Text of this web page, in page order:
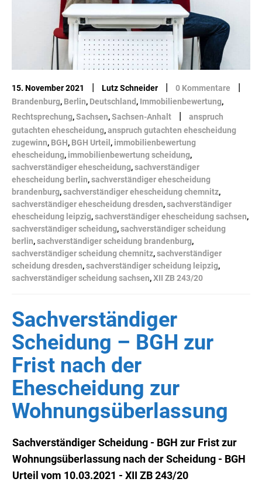
15. November 2021 | Lutz Schneider | 0 Kommentare |
Brandenburg, Berlin, Deutschland , Immobilienbewertung,
Rechtsprechung,Sachsen,Sachsen-Anhalt |
anspruch
gutachten ehescheidung,anspruch gutachten ehescheidung
zugewinn, BGH, BGH Urteil , immobilienbewertung
ehescheidung, immobilienbewertung scheidung,
sachverständiger ehescheidung,sachverständiger
ehescheidung berlin,sachverständiger ehescheidung
brandenburg,sachverständiger ehescheidung chemnitz,
sachverständiger ehescheidung dresden,sachverständiger
ehescheidung leipzig,sachverständiger ehescheidung sachsen,
sachverständiger scheidung,sachverständiger scheidung
berlin,sachverständiger scheidung brandenburg,
sachverständiger scheidung chemnitz,sachverständiger
scheidung dresden,sachverständiger scheidung leipzig,
sachverständiger scheidung sachsen,XII ZB 243/20
Sachverständiger
Scheidung – BGH zur
Frist nach der
Ehescheidung zur
Wohnungsüberlassung
Sachverständiger Scheidung - BGH zur Frist zur
Wohnungsüberlassung nach der Scheidung - BGH
Urteil vom 10.03.2021 - XII ZB 243/20